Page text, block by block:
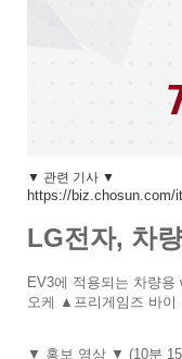
▼ 관련 기사 ▼
https://biz.chosun.com/
LG전자, 차
EV3에 적용되는 차량
오케 ▲프리게임즈 바이
▼ 홍보 영상 ▼ (10분